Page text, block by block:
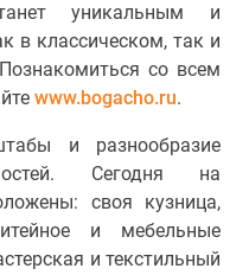
уникальным и
в классическом, так и
со всем
www.bogacho.ru.
и разнообразие
Сегодня на
своя кузница,
и мебельные
и текстильный